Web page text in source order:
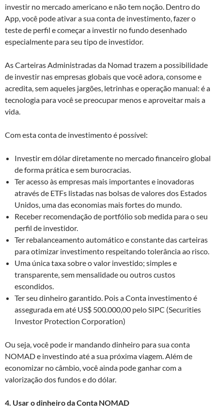
investir no mercado americano e não tem noção. Dentro do
App, você pode ativar a sua conta de investimento, fazer o
teste de perfil e começar a investir no fundo desenhado
especialmente para seu tipo de investidor.
As Carteiras Administradas da Nomad trazem a possibilidade
de investir nas empresas globais que você adora, consome e
acredita, sem aqueles jargões, letrinhas e operação manual: é a
tecnologia para você se preocupar menos e aproveitar mais a
vida.
Com esta conta de investimento é possível:
Investir em dólar diretamente no mercado financeiro global
de forma prática e sem burocracias.
Ter acesso às empresas mais importantes e inovadoras
através de ETFs listadas nas bolsas de valores dos Estados
Unidos, uma das economias mais fortes do mundo.
Receber recomendação de portfólio sob medida para o seu
perfil de investidor.
Ter rebalanceamento automático e constante das carteiras
para otimizar investimento respeitando tolerância ao risco.
Uma única taxa sobre o valor investido; simples e
transparente, sem mensalidade ou outros custos
escondidos.
Ter seu dinheiro garantido. Pois a Conta investimento é
assegurada em até US$ 500.000,00 pelo SIPC (Securities
Investor Protection Corporation)
Ou seja, você pode ir mandando dinheiro para sua conta
NOMAD e investindo até a sua próxima viagem. Além de
economizar no câmbio, você ainda pode ganhar com a
valorização dos fundos e do dólar.
4. Usar o dinheiro da Conta NOMAD